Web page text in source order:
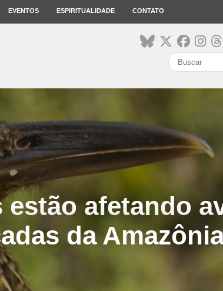
EVENTOS ESPIRITUALIDADE CONTATO
afetando
da